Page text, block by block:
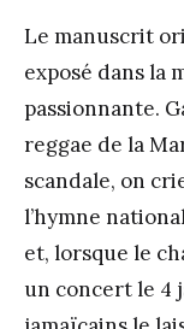
Le manuscrit
exposé dans la
passionnante.
reggae de la
scandale, on
l’hymne
et, lorsque le
un concert le 4